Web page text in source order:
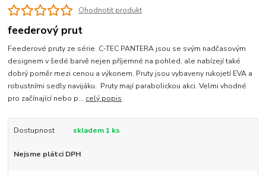
Ohodnotit produkt
feederový prut
Feederové pruty ze série C-TEC PANTERA jsou se svým nadčasovým
designem v šedé barvě nejen příjemné na pohled, ale nabízejí také
dobrý poměr mezi cenou a výkonem. Pruty jsou vybaveny rukojetí EVA a
robustními sedly navijáku. Pruty mají parabolickou akci. Velmi vhodné
pro začínající nebo p... celý popis
Dostupnost skladem 1 ks
Nejsme plátci DPH